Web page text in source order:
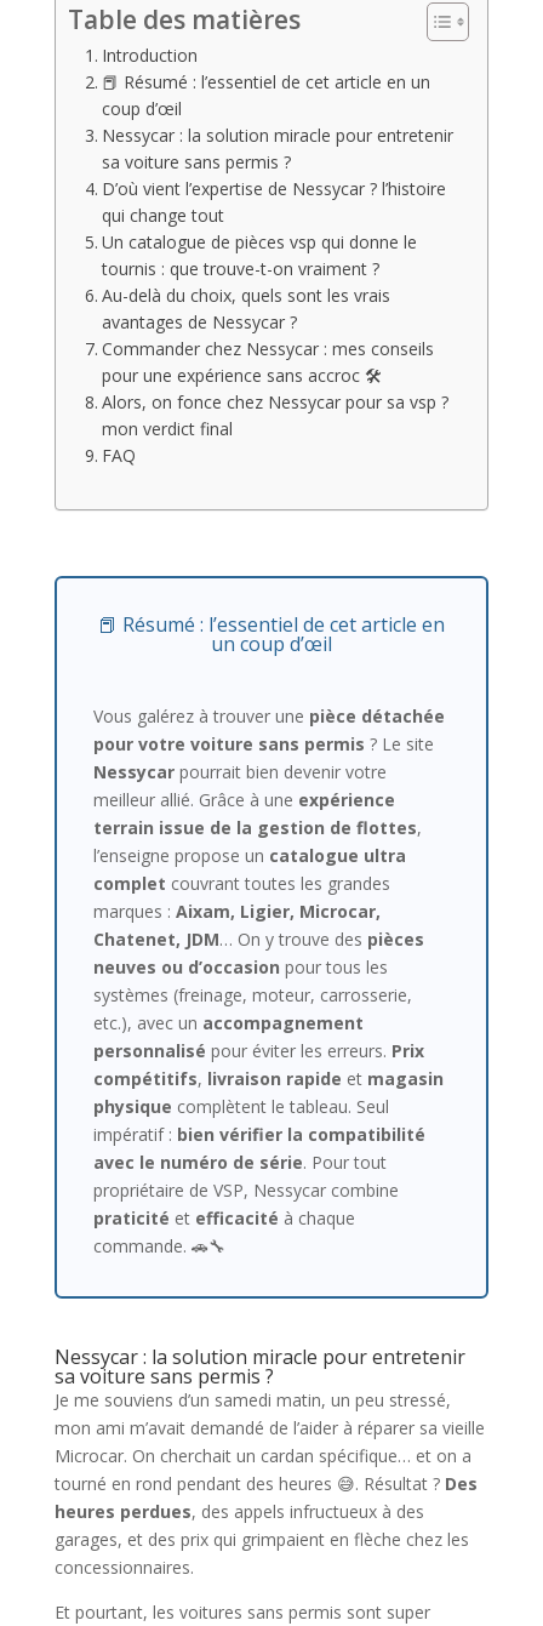
Table des matières
Introduction
📕 Résumé : l’essentiel de cet article en un
coup d’œil
Nessycar : la solution miracle pour entretenir
sa voiture sans permis ?
D’où vient l’expertise de Nessycar ? l’histoire
qui change tout
Un catalogue de pièces vsp qui donne le
tournis : que trouve-t-on vraiment ?
Au-delà du choix, quels sont les vrais
avantages de Nessycar ?
Commander chez Nessycar : mes conseils
pour une expérience sans accroc 🛠️
Alors, on fonce chez Nessycar pour sa vsp ?
mon verdict final
FAQ
📕 Résumé : l’essentiel de cet article en
un coup d’œil
Vous galérez à trouver une pièce détachée
pour votre voiture sans permis ? Le site
Nessycarpourrait bien devenir votre
meilleur allié. Grâce à une expérience
terrain issue de la gestion de flottes,
l’enseigne propose un catalogue ultra
complet couvrant toutes les grandes
marques : Aixam, Ligier, Microcar,
Chatenet, JDM… On y trouve des pièces
neuves ou d’occasion pour tous les
systèmes (freinage, moteur, carrosserie,
etc.), avec un accompagnement
personnalisé pour éviter les erreurs. Prix
compétitifs, livraison rapide et magasin
physique complètent le tableau. Seul
impératif : bien vérifier la compatibilité
avec le numéro de série. Pour tout
propriétaire de VSP, Nessycar combine
praticité et efficacité à chaque
commande. 🚗🔧
Nessycar : la solution miracle pour entretenir
sa voiture sans permis ?
Je me souviens d’un samedi matin, un peu stressé,
mon ami m’avait demandé de l’aider à réparer sa vieille
Microcar. On cherchait un cardan spécifique… et on a
tourné en rond pendant des heures 😅. Résultat ? Des
heures perdues, des appels infructueux à des
garages, et des prix qui grimpaient en flèche chez les
concessionnaires.
Et pourtant, les voitures sans permis sont super